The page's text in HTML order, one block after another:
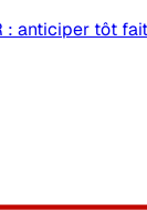
: anticiper tôt